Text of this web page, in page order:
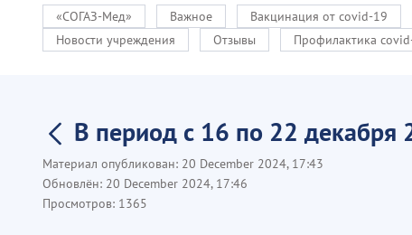
«СОГАЗ-Мед»
Важное Вакцинация от covid-19
Новости учреждения
Отзывы Профилактика
В период с 16 по 22 декабря
Материал опубликован: 20 December 2024, 17:43
Обновлён: 20 December 2024, 17:46
Просмотров: 1365